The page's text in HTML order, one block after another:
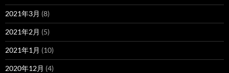
2021年3月 (8)
2021年2月 (5)
2021年1月 (10)
2020年12月 (4)